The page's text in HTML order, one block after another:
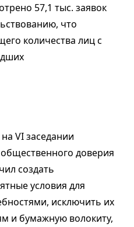
57,1 тыс. заявок
что
количества лиц с
VI заседании
доверия
создать
условия для
исключить их
и бумажную волокиту,